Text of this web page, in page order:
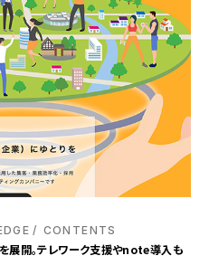
CONTENTS
開。テレワーク支援やnote導入も